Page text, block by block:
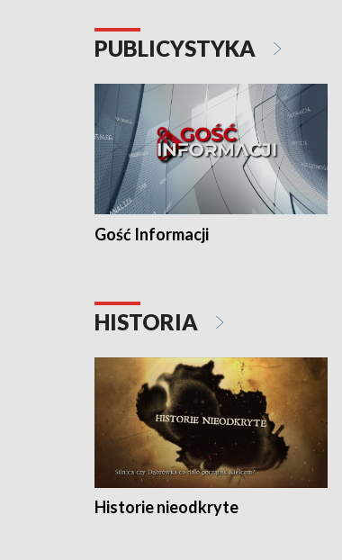
PUBLICYSTYKA
Gość Informacji
HISTORIA
Historie nieodkryte